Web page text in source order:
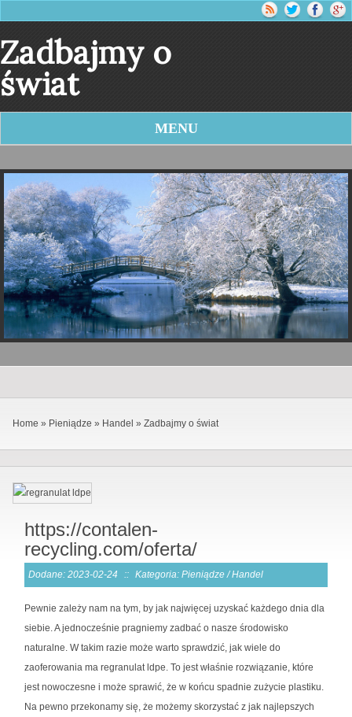
Zadbajmy o
świat
MENU
Home » Pieniądze » Handel » Zadbajmy o świat
https://contalen-
recycling.com/oferta/
Dodane: 2023-02-24 :: Kategoria: Pieniądze / Handel
Pewnie zależy nam na tym, by jak najwięcej uzyskać każdego dnia dla
siebie. A jednocześnie pragniemy zadbać o nasze środowisko
naturalne. W takim razie może warto sprawdzić, jak wiele do
zaoferowania ma regranulat ldpe. To jest właśnie rozwiązanie, które
jest nowoczesne i może sprawić, że w końcu spadnie zużycie plastiku.
Na pewno przekonamy się, że możemy skorzystać z jak najlepszych